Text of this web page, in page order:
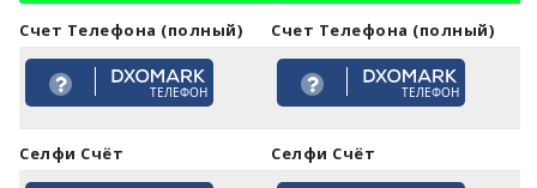
Счет Телефона (полный)
ТЕЛЕФОН
Селфи Счёт
Счет Телефона (полный)
ТЕЛЕФОН
Селфи Счёт